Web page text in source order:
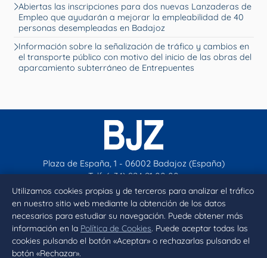
Utilizamos cookies propias y de terceros para analizar el tráfico
en nuestro sitio web mediante la obtención de los datos
necesarios para estudiar su navegación. Puede obtener más
información en la Política de Cookies. Puede aceptar todas las
cookies pulsando el botón «Aceptar» o rechazarlas pulsando el
botón «Rechazar».
Abiertas las inscripciones para dos nuevas Lanzaderas de
Empleo que ayudarán a mejorar la empleabilidad de 40
personas desempleadas en Badajoz
Información sobre la señalización de tráfico y cambios en
el transporte público con motivo del inicio de las obras del
aparcamiento subterráneo de Entrepuentes
Plaza de España, 1 - 06002 Badajoz (España)
Telf. (+34) 924 21 00 00
contacto@aytobadajoz.es
Facebook
X Instagram
YouTube
Inicio Aviso legal